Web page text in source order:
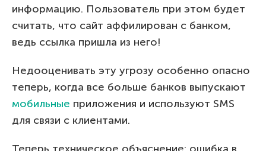
информацию. Пользователь при этом будет
считать, что сайт аффилирован с банком,
ведь ссылка пришла из него!
Недооценивать эту угрозу особенно опасно
теперь, когда все больше банков выпускают
мобильные приложения и используют SMS
для связи с клиентами.